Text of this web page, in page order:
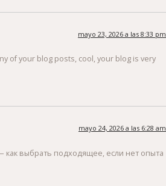
mayo 23, 2026 a las 8:33 pm
of your blog posts, cool, your blog is very
mayo 24, 2026 a las 6:28 am
как выбрать подходящее, если нет опыта